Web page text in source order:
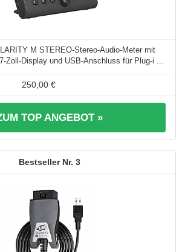
M STEREO-Stereo-Audio-Meter mit
Zoll-Display und USB-Anschluss für Plug-i ...
250,00 €
TOP ANGEBOT »
3